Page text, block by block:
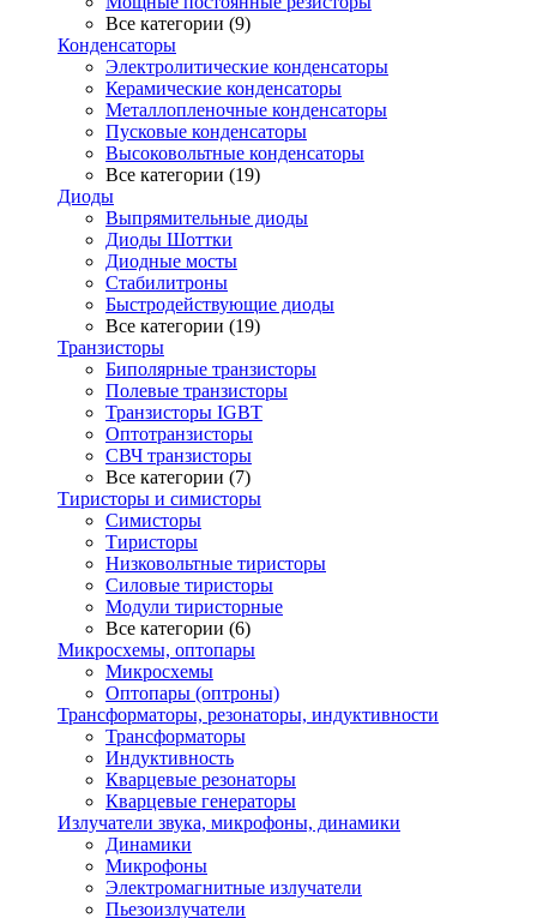
Все категории (9)
Конденсаторы
Электролитические конденсаторы
Керамические конденсаторы
Металлопленочные конденсаторы
Пусковые конденсаторы
Высоковольтные конденсаторы
Все категории (19)
Диоды
Выпрямительные диоды
Диоды Шоттки
Диодные мосты
Стабилитроны
Быстродействующие диоды
Все категории (19)
Транзисторы
Биполярные транзисторы
Полевые транзисторы
Транзисторы IGBT
Оптотранзисторы
СВЧ транзисторы
Все категории (7)
Тиристоры и симисторы
Симисторы
Тиристоры
Низковольтные тиристоры
Силовые тиристоры
Модули тиристорные
Все категории (6)
Микросхемы, оптопары
Микросхемы
Оптопары (оптроны)
Трансформаторы, резонаторы, индуктивности
Трансформаторы
Индуктивность
Кварцевые резонаторы
Кварцевые генераторы
Излучатели звука, микрофоны, динамики
Динамики
Микрофоны
Электромагнитные излучатели
Пьезоизлучатели